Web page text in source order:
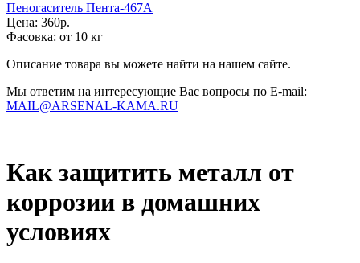
Пеногаситель Пента-467А
Цена: 360р.
Фасовка: от 10 кг
Описание товара вы можете найти на нашем сайте.
Мы ответим на интересующие Вас вопросы по E-mail:
MAIL@ARSENAL-KAMA.RU
Как защитить металл от
коррозии в домашних
условиях